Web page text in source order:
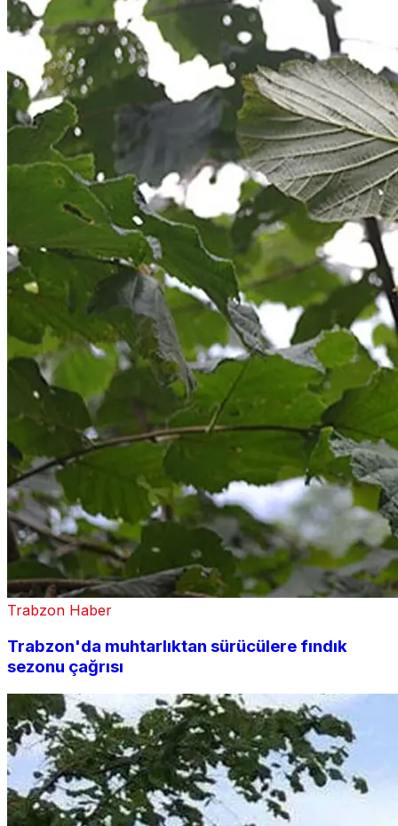
Trabzon Haber
Trabzon'da muhtarlıktan sürücülere fındık
sezonu çağrısı